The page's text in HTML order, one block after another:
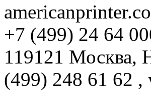
+7 (499) 24 64
119121 Москва,
(499) 248 61 62